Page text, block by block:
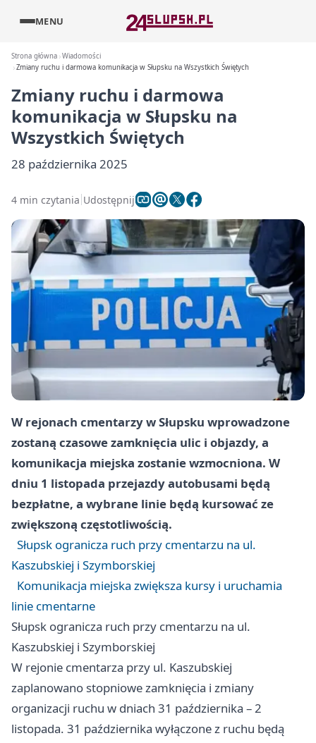
MENU
Strona główna Wiadomości
Zmiany ruchu i darmowa komunikacja w Słupsku na Wszystkich Świętych
Zmiany ruchu i darmowa
komunikacja w Słupsku na
Wszystkich Świętych
28 października 2025
4 min czytania Udostępnij
W rejonach cmentarzy w Słupsku wprowadzone
zostaną czasowe zamknięcia ulic i objazdy, a
komunikacja miejska zostanie wzmocniona. W
dniu 1 listopada przejazdy autobusami będą
bezpłatne, a wybrane linie będą kursować ze
zwiększoną częstotliwością.
Słupsk ogranicza ruch przy cmentarzu na ul.
Kaszubskiej i Szymborskiej
Komunikacja miejska zwiększa kursy i uruchamia
linie cmentarne
Słupsk ogranicza ruch przy cmentarzu na ul.
Kaszubskiej i Szymborskiej
W rejonie cmentarza przy ul. Kaszubskiej
zaplanowano stopniowe zamknięcia i zmiany
organizacji ruchu w dniach 31 października – 2
listopada. 31 października wyłączone z ruchu będą